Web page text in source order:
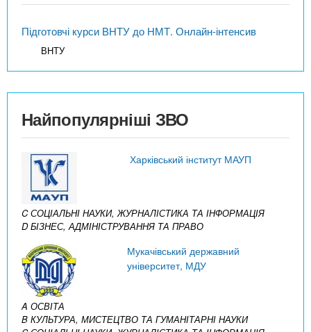
Підготовчі курси ВНТУ до НМТ. Онлайн-інтенсив
ВНТУ
Найпопулярніші ЗВО
Харківський інститут МАУП
C СОЦІАЛЬНІ НАУКИ, ЖУРНАЛІСТИКА ТА ІНФОРМАЦІЯ
D БІЗНЕС, АДМІНІСТРУВАННЯ ТА ПРАВО
Мукачівський державний
університет, МДУ
A ОСВІТА
B КУЛЬТУРА, МИСТЕЦТВО ТА ГУМАНІТАРНІ НАУКИ